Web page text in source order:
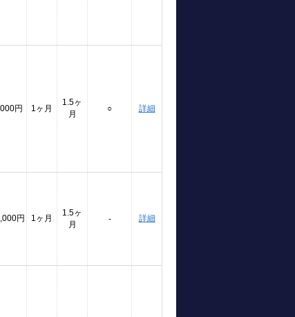
円 1ヶ月
1.5ヶ
月
○ 詳細
円 1ヶ月
1.5ヶ
月
- 詳細